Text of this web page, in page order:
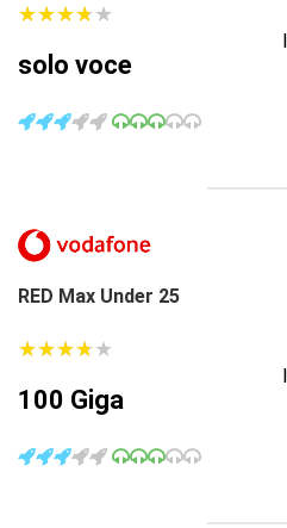
★★★★★
★★★★★
solo voce
RED Max Under 25
★★★★★
★★★★★
100 Giga